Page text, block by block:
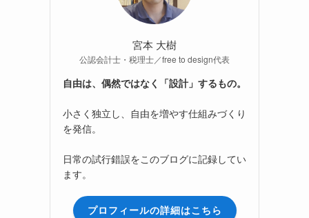
宮本 大樹
公認会計士・税理士／free to design代表
自由は、偶然ではなく「設計」するもの。
小さく独立し、自由を増やす仕組みづくり
を発信。
日常の試行錯誤をこのブログに記録してい
ます。
プロフィールの詳細はこちら